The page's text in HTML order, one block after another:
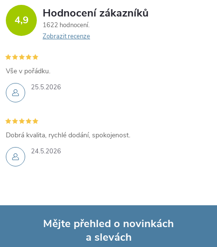
4,9 Hodnocení zákazníků
1622 hodnocení
Zobrazit recenze
25.5.2026
Vše v pořádku.
24.5.2026
Dobrá kvalita, rychlé dodání, spokojenost.
Mějte přehled o novinkách
a slevách